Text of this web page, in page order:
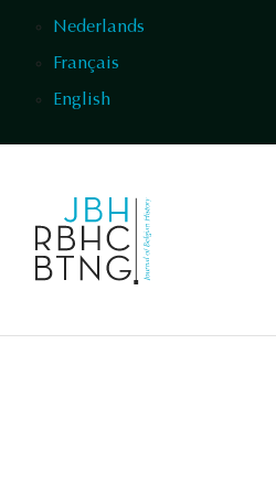
Nederlands
Français
English